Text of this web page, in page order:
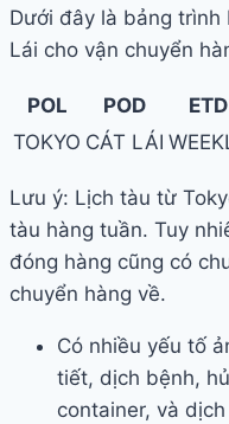
Dưới đây là bảng
Lái cho vận chuyển
POL POD ETD
TOKYO CÁT LÁI
Lưu ý: Lịch tàu từ
tàu hàng tuần. Tuy
đóng hàng cũng có
chuyển hàng về.
Có nhiều yếu tố
tiết, dịch bệnh,
container, và